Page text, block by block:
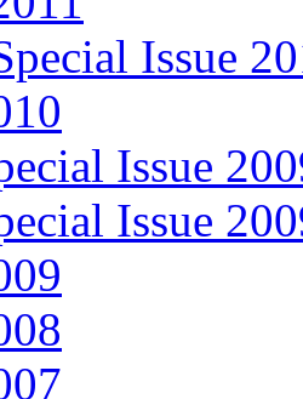
Issue
Issue
Issue